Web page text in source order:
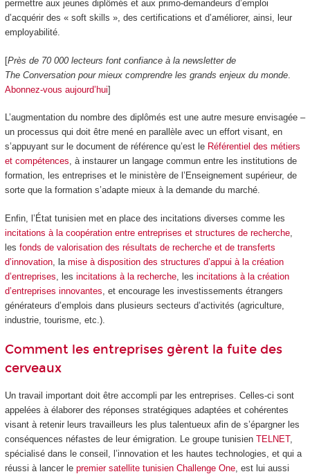
permettre aux jeunes diplômés et aux primo-demandeurs d’emploi
d’acquérir des « soft skills », des certifications et d’améliorer, ainsi, leur
employabilité.
[Près de 70 000 lecteurs font confiance à la newsletter de
The Conversation pour mieux comprendre les grands enjeux du monde.
Abonnez-vous aujourd’hui]
L’augmentation du nombre des diplômés est une autre mesure envisagée –
un processus qui doit être mené en parallèle avec un effort visant, en
s’appuyant sur le document de référence qu’est le Référentiel des métiers
et compétences, à instaurer un langage commun entre les institutions de
formation, les entreprises et le ministère de l’Enseignement supérieur, de
sorte que la formation s’adapte mieux à la demande du marché.
Enfin, l’État tunisien met en place des incitations diverses comme les
incitations à la coopération entre entreprises et structures de recherche,
les fonds de valorisation des résultats de recherche et de transferts
d’innovation, la mise à disposition des structures d’appui à la création
d’entreprises , les incitations à la recherche, les incitations à la création
d’entreprises innovantes , et encourage les investissements étrangers
générateurs d’emplois dans plusieurs secteurs d’activités (agriculture,
industrie, tourisme, etc.).
Comment les entreprises gèrent la fuite des
cerveaux
Un travail important doit être accompli par les entreprises. Celles-ci sont
appelées à élaborer des réponses stratégiques adaptées et cohérentes
visant à retenir leurs travailleurs les plus talentueux afin de s’épargner les
conséquences néfastes de leur émigration. Le groupe tunisien TELNET,
spécialisé dans le conseil, l’innovation et les hautes technologies, et qui a
réussi à lancer le premier satellite tunisien Challenge One, est lui aussi